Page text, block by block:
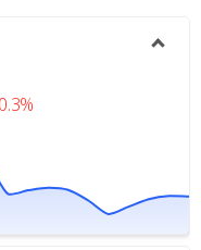
0.3%